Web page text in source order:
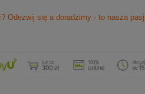
Odezwij się a doradzimy - to nasza